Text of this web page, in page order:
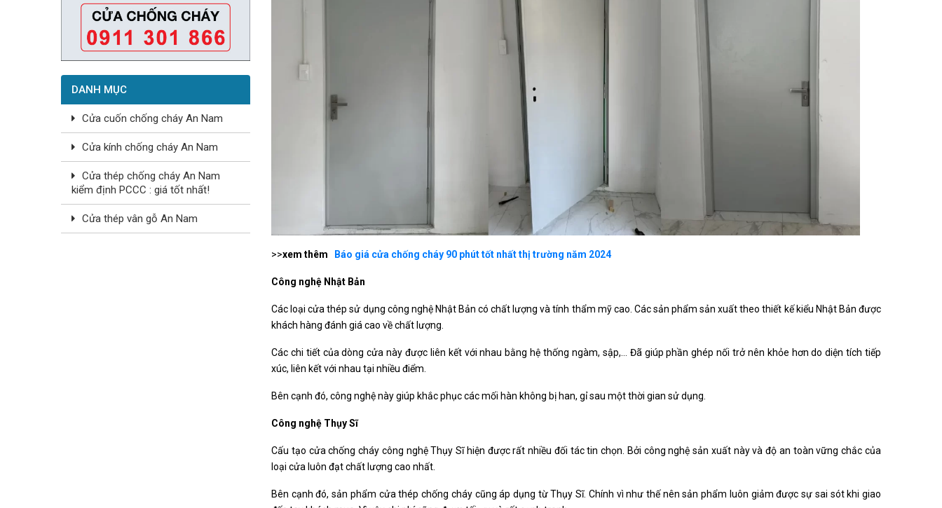
DANH MỤC
Cửa cuốn chống cháy An Nam
Cửa kính chống cháy An Nam
Cửa thép chống cháy An Nam
kiểm định PCCC : giá tốt nhất!
Cửa thép vân gỗ An Nam
>>xem thêm Báo giá cửa chống cháy 90 phút tốt nhất thị trường năm 2024
Công nghệ Nhật Bản
Các loại cửa thép sử dụng công nghệ Nhật Bản có chất lượng và tính thẩm mỹ cao. Các sản phẩm sản xuất theo thiết kế kiểu Nhật Bản được
khách hàng đánh giá cao về chất lượng.
Các chi tiết của dòng cửa này được liên kết với nhau bằng hệ thống ngàm, sập,… Đã giúp phần ghép nối trở nên khỏe hơn do diện tích tiếp
xúc, liên kết với nhau tại nhiều điểm.
Bên cạnh đó, công nghệ này giúp khắc phục các mối hàn không bị han, gỉ sau một thời gian sử dụng.
Công nghệ Thụy Sĩ
Cấu tạo cửa chống cháy công nghệ Thụy Sĩ hiện được rất nhiều đối tác tin chọn. Bởi công nghệ sản xuất này và độ an toàn vững chắc của
loại cửa luôn đạt chất lượng cao nhất.
Bên cạnh đó, sản phẩm cửa thép chống cháy cũng áp dụng từ Thụy Sĩ. Chính vì như thế nên sản phẩm luôn giảm được sự sai sót khi giao